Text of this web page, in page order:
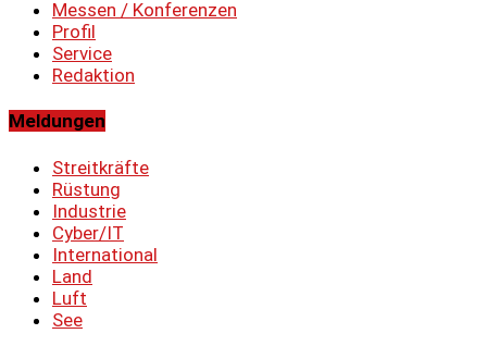
Messen / Konferenzen
Profil
Service
Redaktion
Meldungen
Streitkräfte
Rüstung
Industrie
Cyber/IT
International
Land
Luft
See